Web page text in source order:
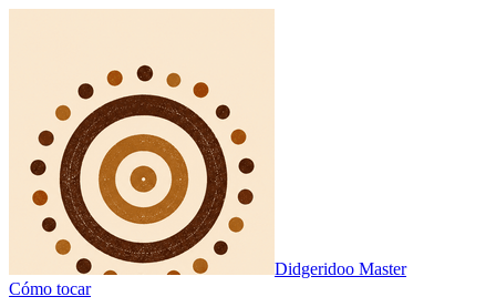
Didgeridoo Master
Cómo tocar